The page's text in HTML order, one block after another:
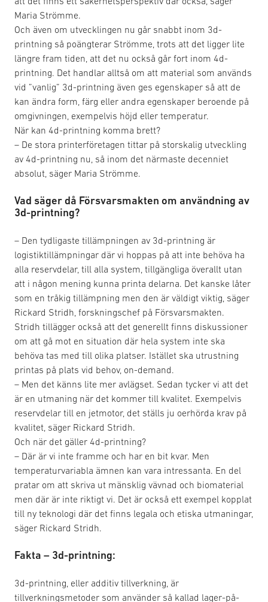
Maria Strömme.
Och även om utvecklingen nu går snabbt inom 3d-
printning så poängterar Strömme, trots att det ligger lite
längre fram tiden, att det nu också går fort inom 4d-
printning. Det handlar alltså om att material som används
vid ”vanlig” 3d-printning även ges egenskaper så att de
kan ändra form, färg eller andra egenskaper beroende på
omgivningen, exempelvis höjd eller temperatur.
När kan 4d-printning komma brett?
– De stora printerföretagen tittar på storskalig utveckling
av 4d-printning nu, så inom det närmaste decenniet
absolut, säger Maria Strömme.
Vad säger då Försvarsmakten om användning av
3d-printning?
– Den tydligaste tillämpningen av 3d-printning är
logistiktillämpningar där vi hoppas på att inte behöva ha
alla reservdelar, till alla system, tillgängliga överallt utan
att i någon mening kunna printa delarna. Det kanske låter
som en tråkig tillämpning men den är väldigt viktig, säger
Rickard Stridh, forskningschef på Försvarsmakten.
Stridh tillägger också att det generellt finns diskussioner
om att gå mot en situation där hela system inte ska
behöva tas med till olika platser. Istället ska utrustning
printas på plats vid behov, on-demand.
– Men det känns lite mer avlägset. Sedan tycker vi att det
är en utmaning när det kommer till kvalitet. Exempelvis
reservdelar till en jetmotor, det ställs ju oerhörda krav på
kvalitet, säger Rickard Stridh.
Och när det gäller 4d-printning?
– Där är vi inte framme och har en bit kvar. Men
temperaturvariabla ämnen kan vara intressanta. En del
pratar om att skriva ut mänsklig vävnad och biomaterial
men där är inte riktigt vi. Det är också ett exempel kopplat
till ny teknologi där det finns legala och etiska utmaningar,
säger Rickard Stridh.
Fakta – 3d-printning:
3d-printning, eller additiv tillverkning, är
tillverkningsmetoder som använder så kallad lager-på-